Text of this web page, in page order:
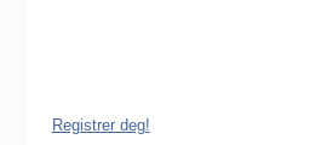
Registrer deg!